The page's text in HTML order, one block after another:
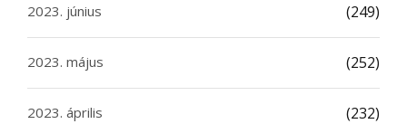
2023. június (249)
2023. május (252)
2023. április (232)